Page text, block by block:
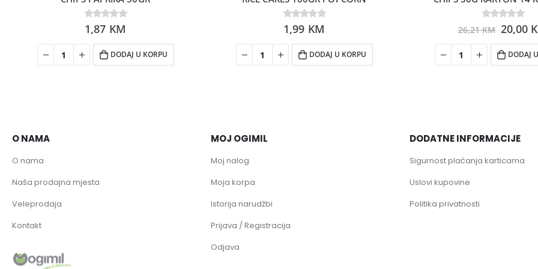
0out of 5
1,87 KM
DODAJ U KORPU
0out of 5
1,99 KM
DODAJ U KORPU
0out of 5
26,21KM 20,00
DODAJ
O NAMA
O nama
Naša prodajna mjesta
Veleprodaja
Kontakt
MOJ OGIMIL
Moj nalog
Moja korpa
Istorija narudžbi
Prijava / Registracija
Odjava
DODATNE INFORMACIJE
Sigurnost plaćanja karticama
Uslovi kupovine
Politika privatnosti